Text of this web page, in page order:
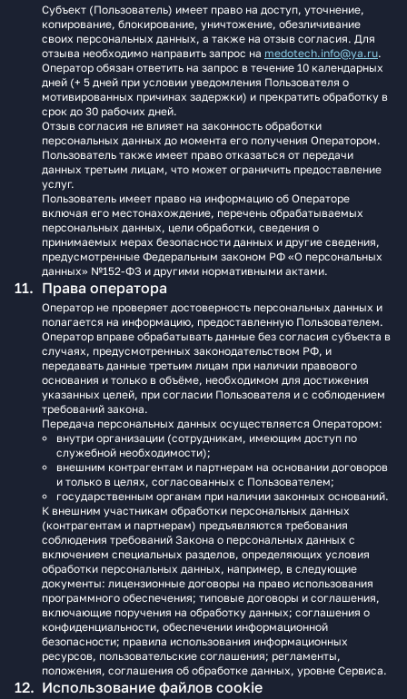
Субъект (Пользователь) имеет право на доступ, уточнение,
копирование, блокирование, уничтожение, обезличивание
своих персональных данных, а также на отзыв согласия. Для
отзыва необходимо направить запрос на medotech.info@ya.ru.
Оператор обязан ответить на запрос в течение 10 календарных
дней (+ 5 дней при условии уведомления Пользователя о
мотивированных причинах задержки) и прекратить обработку в
срок до 30 рабочих дней.
Отзыв согласия не влияет на законность обработки
персональных данных до момента его получения Оператором.
Пользователь также имеет право отказаться от передачи
данных третьим лицам, что может ограничить предоставление
услуг.
Пользователь имеет право на информацию об Операторе
включая его местонахождение, перечень обрабатываемых
персональных данных, цели обработки, сведения о
принимаемых мерах безопасности данных и другие сведения,
предусмотренные Федеральным законом РФ «О персональных
данных» №152-ФЗ и другими нормативными актами.
Права оператора
Оператор не проверяет достоверность персональных данных и
полагается на информацию, предоставленную Пользователем.
Оператор вправе обрабатывать данные без согласия субъекта в
случаях, предусмотренных законодательством РФ, и
передавать данные третьим лицам при наличии правового
основания и только в объёме, необходимом для достижения
указанных целей, при согласии Пользователя и с соблюдением
требований закона.
Передача персональных данных осуществляется Оператором:
внутри организации (сотрудникам, имеющим доступ по
служебной необходимости);
внешним контрагентам и партнерам на основании договоров
и только в целях, согласованных с Пользователем;
государственным органам при наличии законных оснований.
К внешним участникам обработки персональных данных
(контрагентам и партнерам) предъявляются требования
соблюдения требований Закона о персональных данных с
включением специальных разделов, определяющих условия
обработки персональных данных, например, в следующие
документы: лицензионные договоры на право использования
программного обеспечения; типовые договоры и соглашения,
включающие поручения на обработку данных; соглашения о
конфиденциальности, обеспечении информационной
безопасности; правила использования информационных
ресурсов, пользовательские соглашения; регламенты,
положения, соглашения об обработке данных, уровне Сервиса.
Использование файлов cookie